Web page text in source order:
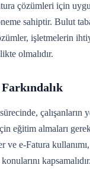
çözümleri için
sahiptir. Bulut
işletmelerin
olmalıdır.
çalışanların
eğitim almaları
ve e-Fatura
kapsamalıdır.